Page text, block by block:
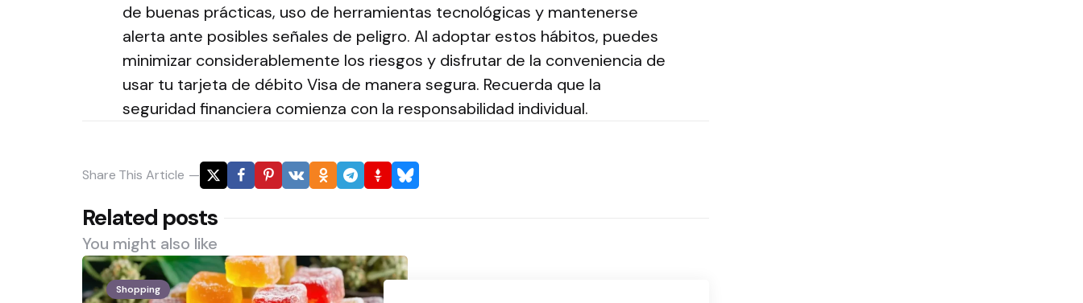
de buenas prácticas, uso de herramientas tecnológicas y mantenerse
alerta ante posibles señales de peligro. Al adoptar estos hábitos, puedes
minimizar considerablemente los riesgos y disfrutar de la conveniencia de
usar tu tarjeta de débito Visa de manera segura. Recuerda que la
seguridad financiera comienza con la responsabilidad individual.
Share This Article
Related posts
You might also like
Shopping